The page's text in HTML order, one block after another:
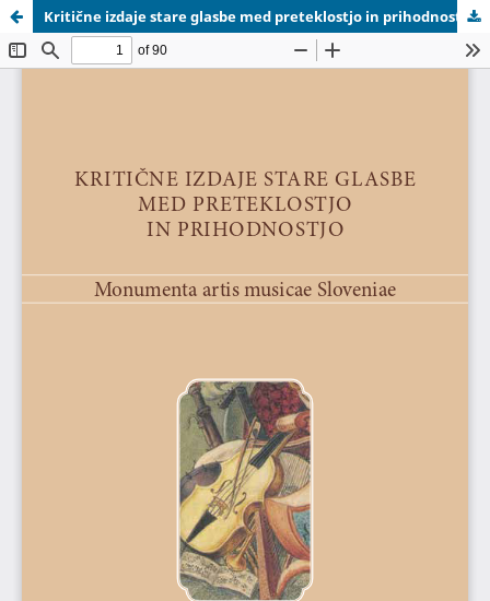
Kritične izdaje stare glasbe med preteklostjo in prihodnostjo OMP.pdf